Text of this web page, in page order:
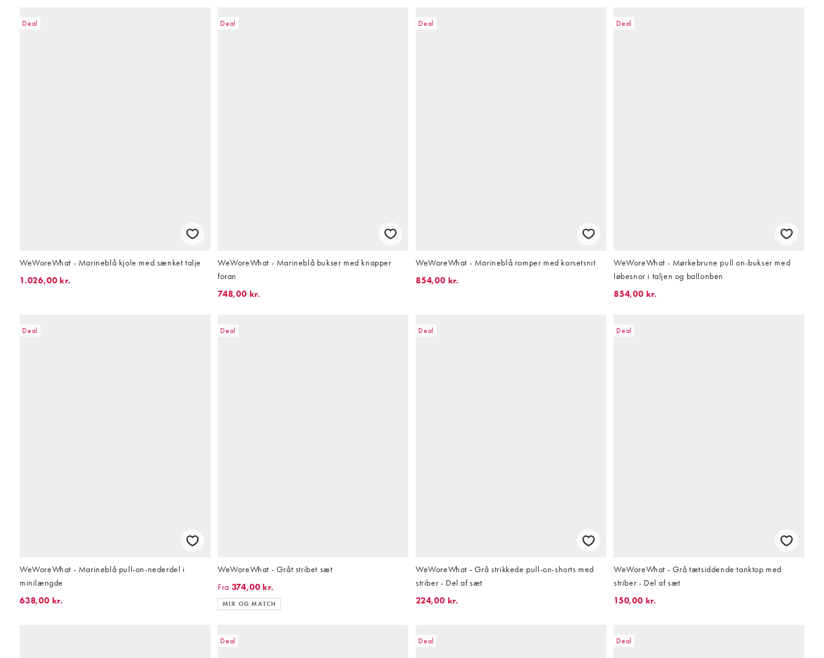
Deal
WeWoreWhat - Marineblå kjole med sænket talje
1.026,00 kr.
Deal
WeWoreWhat - Marineblå bukser med knapper
foran
748,00 kr.
Deal
WeWoreWhat - Marineblå romper med korsetsnit
854,00 kr.
Deal
WeWoreWhat - Mørkebrune pull on-bukser med
løbesnor i taljen og ballonben
854,00 kr.
Deal
WeWoreWhat - Marineblå pull-on-nederdel i
minilængde
638,00 kr.
Deal
WeWoreWhat - Gråt stribet sæt
Fra 374,00 kr.
MIX OG MATCH
Deal
WeWoreWhat - Grå strikkede pull-on-shorts med
striber - Del af sæt
224,00 kr.
Deal
WeWoreWhat - Grå tætsiddende tanktop med
striber - Del af sæt
150,00 kr.
Deal Deal Deal